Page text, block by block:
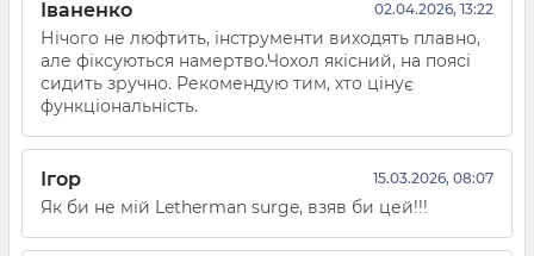
Іваненко 02.04.2026, 13:22
Нічого не люфтить, інструменти виходять плавно,
але фіксуються намертво.Чохол якісний, на поясі
сидить зручно. Рекомендую тим, хто цінує
функціональність.
Ігор 15.03.2026, 08:07
Як би не мій Letherman surge, взяв би цей!!!